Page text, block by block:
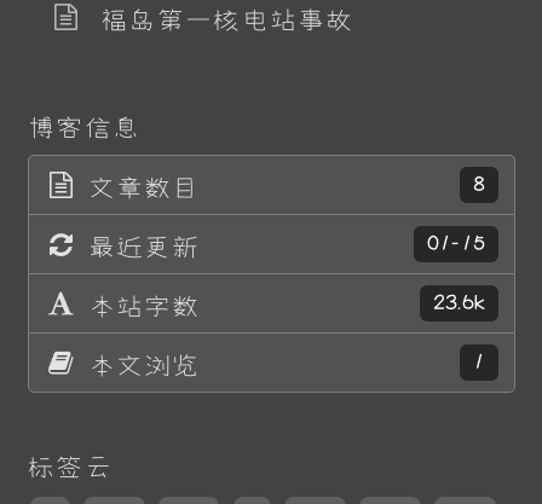
福岛第一核电站事故
博客信息
文章数目
8
最近更新 01-15
本站字数 23.6k
本文浏览 1
标签云